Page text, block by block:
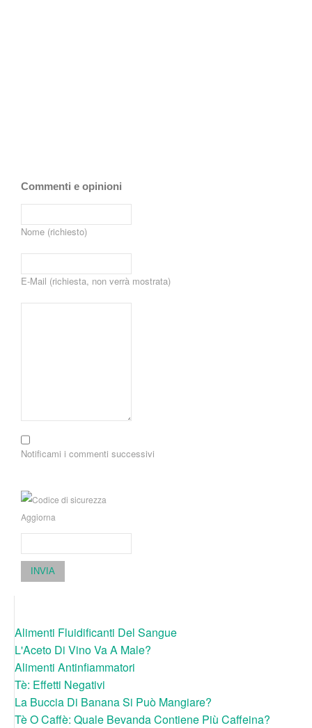
Commenti e opinioni
Nome (richiesto)
E-Mail (richiesta, non verrà mostrata)
Notificami i commenti successivi
Aggiorna
INVIA
Alimenti Fluidificanti Del Sangue
L'Aceto Di Vino Va A Male?
Alimenti Antinfiammatori
Tè: Effetti Negativi
La Buccia Di Banana Si Può Mangiare?
Tè O Caffè: Quale Bevanda Contiene Più Caffeina?